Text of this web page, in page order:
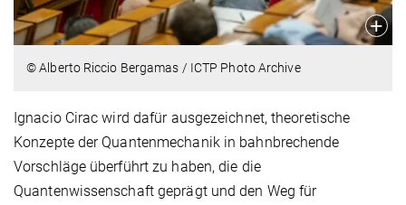
© Alberto Riccio Bergamas / ICTP Photo Archive
Ignacio Cirac wird dafür ausgezeichnet, theoretische
Konzepte der Quantenmechanik in bahnbrechende
Vorschläge überführt zu haben, die die
Quantenwissenschaft geprägt und den Weg für